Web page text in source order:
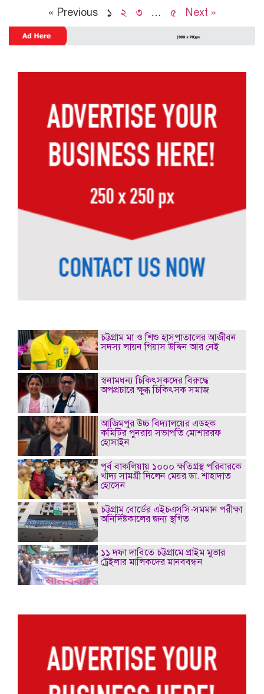
« Previous ১ ২ ৩ … ৫ Next »
চট্টগ্রাম মা ও শিশু হাসপাতালের আজীবন
সদস্য লায়ন গিয়াস উদ্দিন আর নেই
স্বনামধন্য চিকিৎসকদের বিরুদ্ধে
অপপ্রচারে ক্ষুব্ধ চিকিৎসক সমাজ
আজিমপুর উচ্চ বিদ্যালয়ের এডহক
কমিটির পুনরায় সভাপতি মোশাররফ
হোসাইন
পূর্ব বাকলিয়ায় ১০০০ ক্ষতিগ্রস্থ পরিবারকে
খাদ্য সামগ্রী দিলেন মেয়র ডা. শাহাদাত
হোসেন
চট্টগ্রাম বোর্ডের এইচএসসি-সমমান পরীক্ষা
অনির্দিষ্টকালের জন্য স্থগিত
১১ দফা দাবিতে চট্টগ্রামে প্রাইম মুভার
ট্রেইলার মালিকদের মানববন্ধন